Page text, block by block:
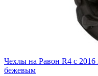
Чехлы на Равон R4 с
бежевым